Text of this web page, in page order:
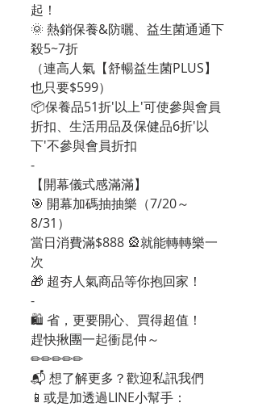
起！
🌞 熱銷保養&防曬、益生菌通通下
殺5~7折
（連高人氣【舒暢益生菌PLUS】
也只要$599）
📦保養品51折'以上'可使參與會員
折扣、生活用品及保健品6折'以
下'不參與會員折扣
-
【開幕儀式感滿滿】
🎯 開幕加碼抽抽樂（7/20～
8/31）
當日消費滿$888 🎡就能轉轉樂一
次
🎁 超夯人氣商品等你抱回家！
-
🛍️ 省，更要開心、買得超值！
趕快揪團一起衝昆仲～
✏︎✏︎✏︎✏︎✏︎
📬 想了解更多？歡迎私訊我們
📱或是加透過LINE小幫手：